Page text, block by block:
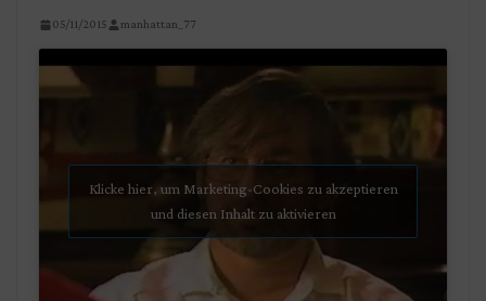
05/11/2015 manhattan_77
Klicke hier, um Marketing-Cookies zu akzeptieren
und diesen Inhalt zu aktivieren